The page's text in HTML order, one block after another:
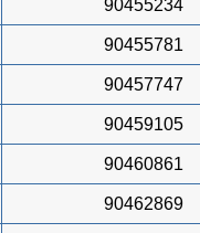
90455234
90455781
90457747
90459105
90460861
90462869